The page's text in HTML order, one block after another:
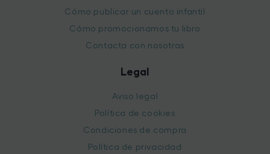
Cómo publicar un cuento infantil
Cómo promocionamos tu libro
Contacta con nosotras
Legal
Aviso legal
Política de cookies
Condiciones de compra
Política de privacidad